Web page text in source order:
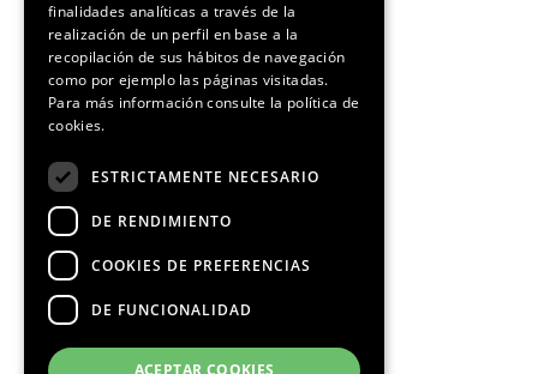
finalidades analíticas a través de la
realización de un perfil en base a la
recopilación de sus hábitos de navegación
como por ejemplo las páginas visitadas.
Para más información consulte la política de
cookies.
ESTRICTAMENTE NECESARIO
DE RENDIMIENTO
COOKIES DE PREFERENCIAS
DE FUNCIONALIDAD
ACEPTAR COOKIES